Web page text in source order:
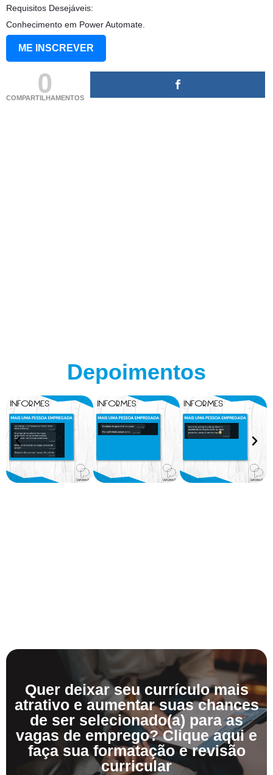
Requisitos Desejáveis:
Conhecimento em Power Automate.
ME INSCREVER
0
COMPARTILHAMENTOS
Depoimentos
Quer deixar seu currículo mais
atrativo e aumentar suas chances
de ser selecionado(a) para as
vagas de emprego? Clique aqui e
faça sua formatação e revisão
curricular